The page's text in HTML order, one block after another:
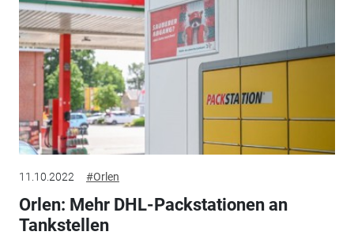
11.10.2022 #Orlen
Orlen: Mehr DHL-Packstationen an
Tankstellen